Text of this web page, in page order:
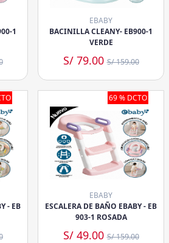
1
EBABY
BACINILLA CLEANY- EB900-1
VERDE
S/ 79.00S/ 159.00
- EB
69 % DCTO
EBABY
ESCALERA DE BAÑO EBABY - EB
903-1 ROSADA
S/ 49.00S/ 159.00